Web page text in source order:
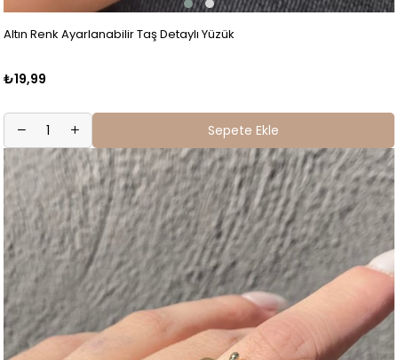
Altın Renk Ayarlanabilir Taş Detaylı Yüzük
₺19,99
Sepete Ekle